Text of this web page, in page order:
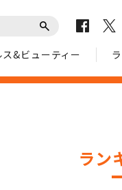
ス&ビューティー
ラン